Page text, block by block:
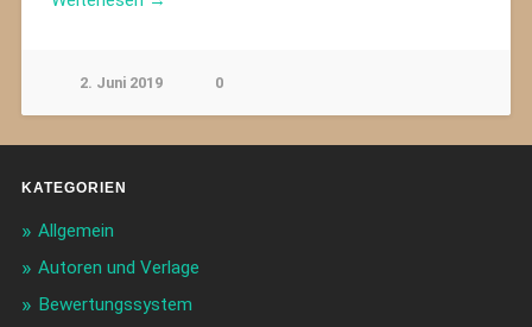
2. Juni 2019 0
KATEGORIEN
Allgemein
Autoren und Verlage
Bewertungssystem